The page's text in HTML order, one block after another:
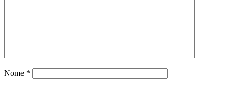
Nome *